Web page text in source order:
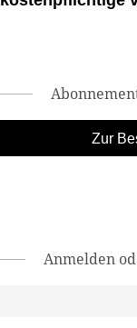
Zur
Anmelden